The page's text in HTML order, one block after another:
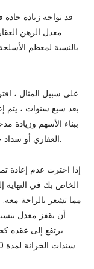
معدل الرهن
ببناء الأسهم وزيادة
العقاري أو سداد.
إذا اخترت عدم إعادة
الخاص بك في النهاية
مما تشعر بالراحة